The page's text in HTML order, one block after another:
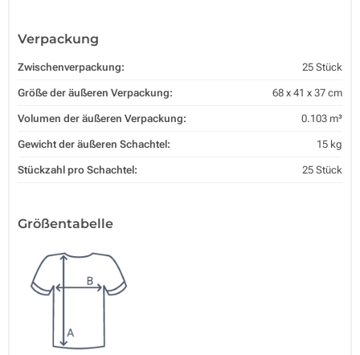
Verpackung
Zwischenverpackung: 25 Stück
Größe der äußeren Verpackung: 68 x 41 x 37 cm
Volumen der äußeren Verpackung: 0.103 m³
Gewicht der äußeren Schachtel: 15 kg
Stückzahl pro Schachtel: 25 Stück
Größentabelle